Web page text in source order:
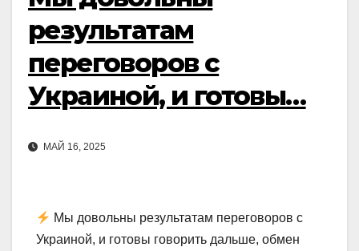
результатам
переговоров с
Украиной, и готовы…
МАЙ 16, 2025
Мы довольны результатам переговоров с
Украиной, и готовы говорить дальше, обмен